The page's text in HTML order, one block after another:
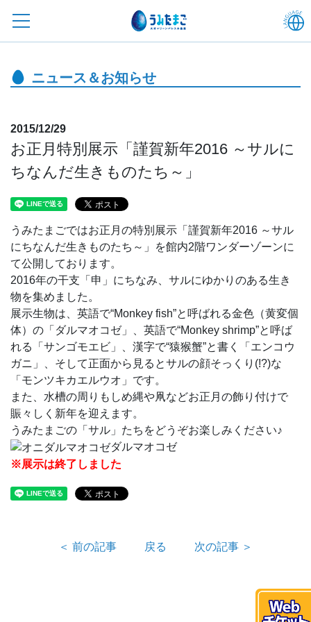
ニュース＆お知らせ
2015/12/29
お正月特別展示「謹賀新年2016 ～サルに
ちなんだ生きものたち～」
うみたまごではお正月の特別展示「謹賀新年2016 ～サル
にちなんだ生きものたち～」を館内2階ワンダーゾーンに
て公開しております。
2016年の干支「申」にちなみ、サルにゆかりのある生き
物を集めました。
展示生物は、英語で“Monkey fish”と呼ばれる金色（黄変個
体）の「ダルマオコゼ」、英語で“Monkey shrimp”と呼ば
れる「サンゴモエビ」、漢字で“猿猴蟹”と書く「エンコウ
ガニ」、そして正面から見るとサルの顔そっくり(!?)な
「モンツキカエルウオ」です。
また、水槽の周りもしめ縄や凧などお正月の飾り付けで
賑々しく新年を迎えます。
うみたまごの「サル」たちをどうぞお楽しみください♪
ダルマオコゼ
※展示は終了しました
＜ 前の記事 戻る 次の記事 ＞